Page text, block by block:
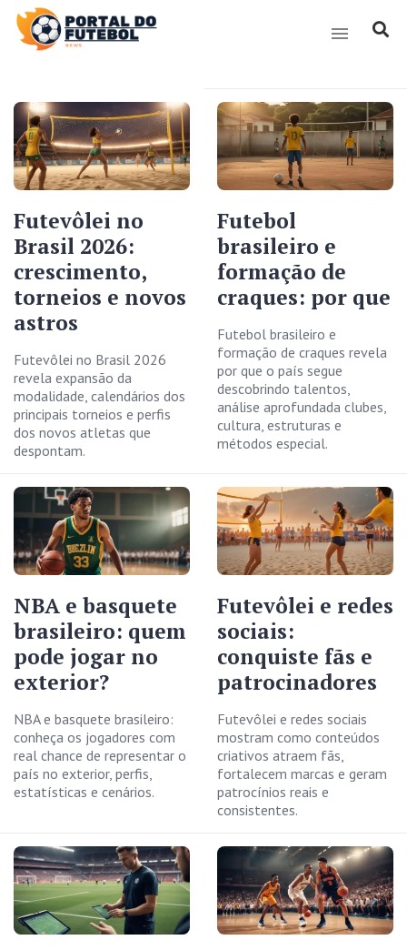
Futevôlei no
Brasil 2026:
crescimento,
torneios e novos
astros
Futevôlei no Brasil 2026
revela expansão da
modalidade, calendários dos
principais torneios e perfis
dos novos atletas que
despontam.
Futebol
brasileiro e
formação de
craques: por que
Futebol brasileiro e
formação de craques revela
por que o país segue
descobrindo talentos,
análise aprofundada clubes,
cultura, estruturas e
métodos especial.
NBA e basquete
brasileiro: quem
pode jogar no
exterior?
NBA e basquete brasileiro:
conheça os jogadores com
real chance de representar o
país no exterior, perfis,
estatísticas e cenários.
Futevôlei e redes
sociais:
conquiste fãs e
patrocinadores
Futevôlei e redes sociais
mostram como conteúdos
criativos atraem fãs,
fortalecem marcas e geram
patrocínios reais e
consistentes.